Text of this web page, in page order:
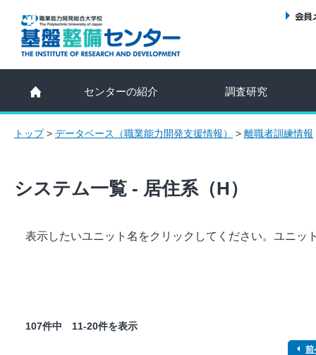
センターの紹介 調査研究
トップ> データベース（職業能力開発支援情報） > 離職者訓練情報
システム一覧 - 居住系（H）
表示したいユニット名をクリックしてください。ユニッ
107件中 11-20件を表示
前